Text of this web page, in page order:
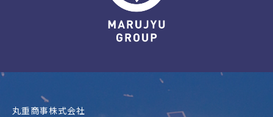
丸重商事株式会社